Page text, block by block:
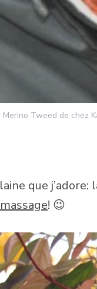
Merino Tweed de chez
que
! 😉